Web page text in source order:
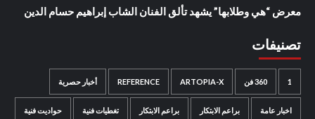
معرض “هي وطلابها” يشهد تألق الفنان الشاب إبراهيم حسام الدين
تصنيفات
1 360 فن ARTOPIA-X
REFERENCE أخبار حصرية
اخبار عامة براعم الابتكار براعم الابتكار تغطيات فنية حواديت فنية